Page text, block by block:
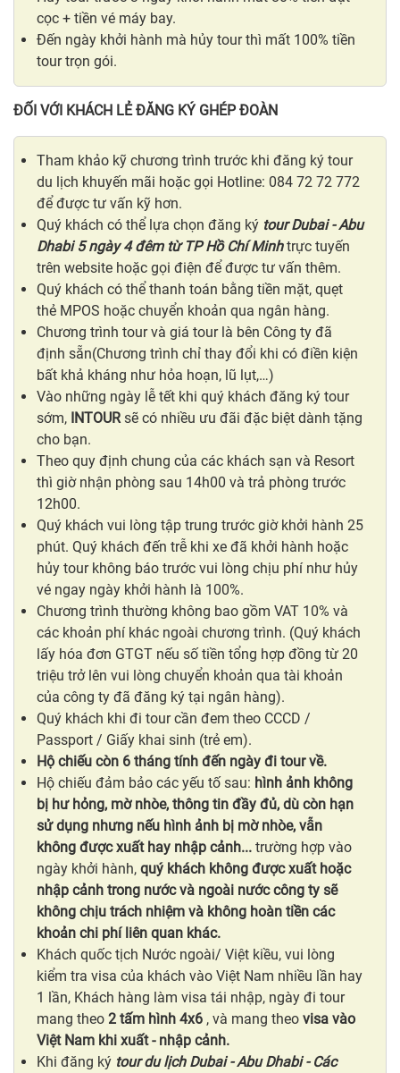
cọc + tiền vé máy bay.
Đến ngày khởi hành mà hủy tour thì mất 100% tiền
tour trọn gói.
ĐỐI VỚI KHÁCH LẺ ĐĂNG KÝ GHÉP ĐOÀN
Tham khảo kỹ chương trình trước khi đăng ký tour
du lịch khuyến mãi hoặc gọi Hotline: 084 72 72 772
để được tư vấn kỹ hơn.
Quý khách có thể lựa chọn đăng ký tour Dubai - Abu
Dhabi 5 ngày 4 đêm từ TP Hồ Chí Minhtrực tuyến
trên website hoặc gọi điện để được tư vấn thêm.
Quý khách có thể thanh toán bằng tiền mặt, quẹt
thẻ MPOS hoặc chuyển khoản qua ngân hàng.
Chương trình tour và giá tour là bên Công ty đã
định sẵn(Chương trình chỉ thay đổi khi có điền kiện
bất khả kháng như hỏa hoạn, lũ lụt,…)
Vào những ngày lễ tết khi quý khách đăng ký tour
sớm, INTOURsẽ có nhiều ưu đãi đặc biệt dành tặng
cho bạn.
Theo quy định chung của các khách sạn và Resort
thì giờ nhận phòng sau 14h00 và trả phòng trước
12h00.
Quý khách vui lòng tập trung trước giờ khởi hành 25
phút. Quý khách đến trễ khi xe đã khởi hành hoặc
hủy tour không báo trước vui lòng chịu phí như hủy
vé ngay ngày khởi hành là 100%.
Chương trình thường không bao gồm VAT 10% và
các khoản phí khác ngoài chương trình. (Quý khách
lấy hóa đơn GTGT nếu số tiền tổng hợp đồng từ 20
triệu trở lên vui lòng chuyển khoản qua tài khoản
của công ty đã đăng ký tại ngân hàng).
Quý khách khi đi tour cần đem theo CCCD /
Passport / Giấy khai sinh (trẻ em).
Hộ chiếu còn 6 tháng tính đến ngày đi tour về.
Hộ chiếu đảm bảo các yếu tố sau: hình ảnh không
bị hư hỏng, mờ nhòe, thông tin đầy đủ, dù còn hạn
sử dụng nhưng nếu hình ảnh bị mờ nhòe, vẫn
không được xuất hay nhập cảnh... trường hợp vào
ngày khởi hành, quý khách không được xuất hoặc
nhập cảnh trong nước và ngoài nước công ty sẽ
không chịu trách nhiệm và không hoàn tiền các
khoản chi phí liên quan khác.
Khách quốc tịch Nước ngoài/ Việt kiều, vui lòng
kiểm tra visa của khách vào Việt Nam nhiều lần hay
1 lần, Khách hàng làm visa tái nhập, ngày đi tour
mang theo 2 tấm hình 4x6 , và mang theo visa vào
Việt Nam khi xuất - nhập cảnh.
Khi đăng ký tour du lịch Dubai - Abu Dhabi - Các